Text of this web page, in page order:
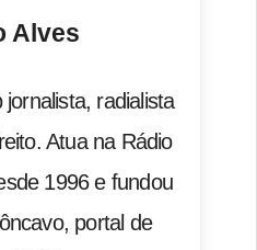
Alves
jornalista, radialista
Atua na Rádio
1996 e fundou
portal de